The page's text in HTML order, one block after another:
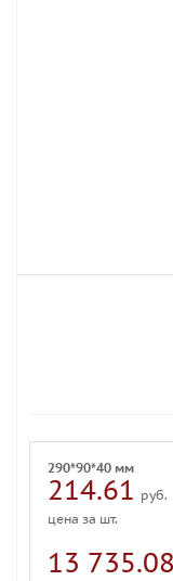
290*90*40 мм
214.61 руб.
цена за шт.
13 735.08